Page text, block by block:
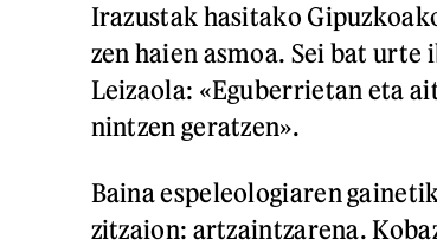
Irazustak hasitako
zen haien asmoa. Sei bat
Leizaola: «Eguberrietan eta
nintzen geratzen».
Baina espeleologiaren
zitzaion: artzaintzarena.